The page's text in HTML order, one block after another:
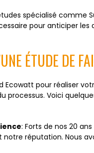
spécialisé comme
pour anticiper
ÉTUDE DE
Ecowatt pour réaliser
processus. Voici
: Forts de nos 20
notre réputation. Nous